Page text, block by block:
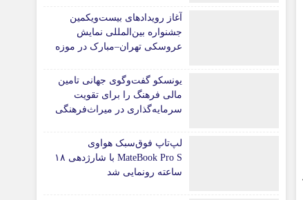
آغاز رویدادهای بیست‌ویکمین
جشنواره بین‌المللی نمایش
عروسکی تهران–مبارک در موزه
یونسکو گفت‌وگوی جهانی تامین
مالی فرهنگ را برای تقویت
سرمایه‌گذاری در میراث‌فرهنگی
برای صنایع خلاق
لپ‌تاپ فوق‌سبک هواوی
MateBook Pro S با شارژدهی ۱۸
ساعته رونمایی شد